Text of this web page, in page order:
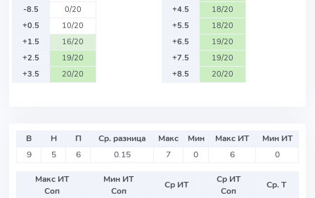
-8.5
0/20
+0.5
10/20
+1.5
16/20
+2.5
19/20
+3.5
20/20
+4.5
18/20
+5.5
18/20
+6.5
19/20
+7.5
19/20
+8.5
20/20
В Н П Ср. разница Макс Мин Макс ИТ
Мин ИТ
9
5 6 0.15 7 0 6 0
Макс ИТ
Соп
Мин ИТ
Соп
Ср ИТ
Ср ИТ
Соп
Ср. Т